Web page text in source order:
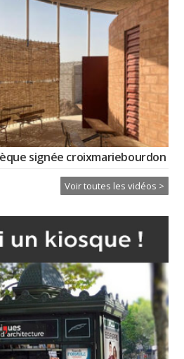
signée croixmariebourdon
Voir toutes les vidéos >